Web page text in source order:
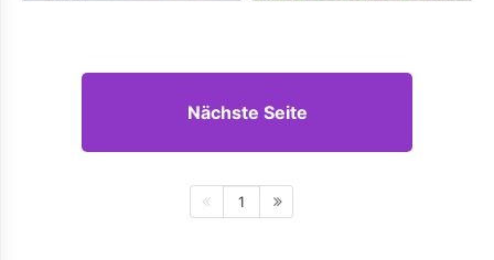
Nächste Seite
1